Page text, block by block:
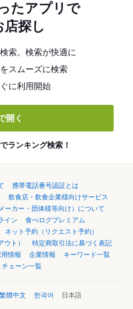
たアプリで
店探し
索。検索が快適に
スムーズに検索
に利用開始
開く
ランキング検索！
携帯電話番号認証とは
飲食店・飲食企業様向けサービス
ーカー・団体様等向け）について
イン
食べログプレミアム
ネット予約（リクエスト予約）
ウト）
特定商取引法に基づく表記
用情報 企業情報
キーワード一覧
チェーン一覧
繁體中文 한국어 日本語